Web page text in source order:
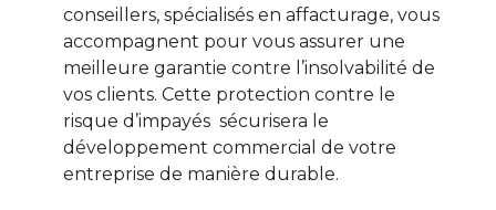
conseillers, spécialisés en affacturage, vous
accompagnent pour vous assurer une
meilleure garantie contre l’insolvabilité de
vos clients. Cette protection contre le
risque d’impayés sécurisera le
développement commercial de votre
entreprise de manière durable.